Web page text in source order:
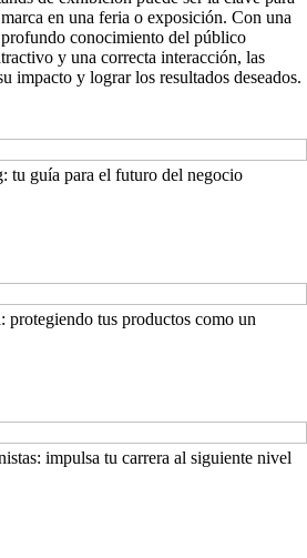
en una feria o exposición. Con una
conocimiento del público
y una correcta interacción, las
impacto y lograr los resultados deseados.
tu guía para el futuro del negocio
protegiendo tus productos como un
impulsa tu carrera al siguiente nivel